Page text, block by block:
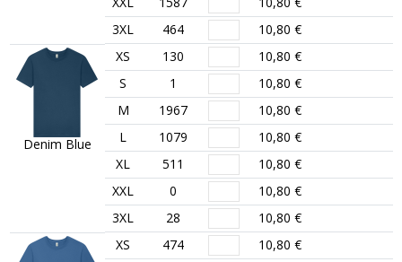
3XL
464 10,80 €
Denim Blue
XS 130
10,80 €
S
1
10,80 €
M
1967
10,80 €
L
1079
10,80 €
XL
511
10,80 €
XXL
0
10,80 €
3XL
28 10,80 €
XS 474
10,80 €